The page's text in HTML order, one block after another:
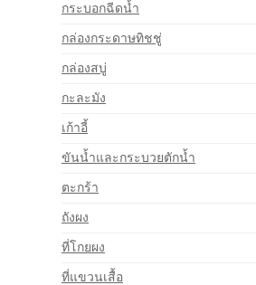
กระบอกฉีดน้ำ
กล่องกระดาษทิชชู่
กล่องสบู่
กะละมัง
เก้าอี้
ขันน้ำและกระบวยตักน้ำ
ตะกร้า
ถังผง
ที่โกยผง
ที่แขวนเสื้อ